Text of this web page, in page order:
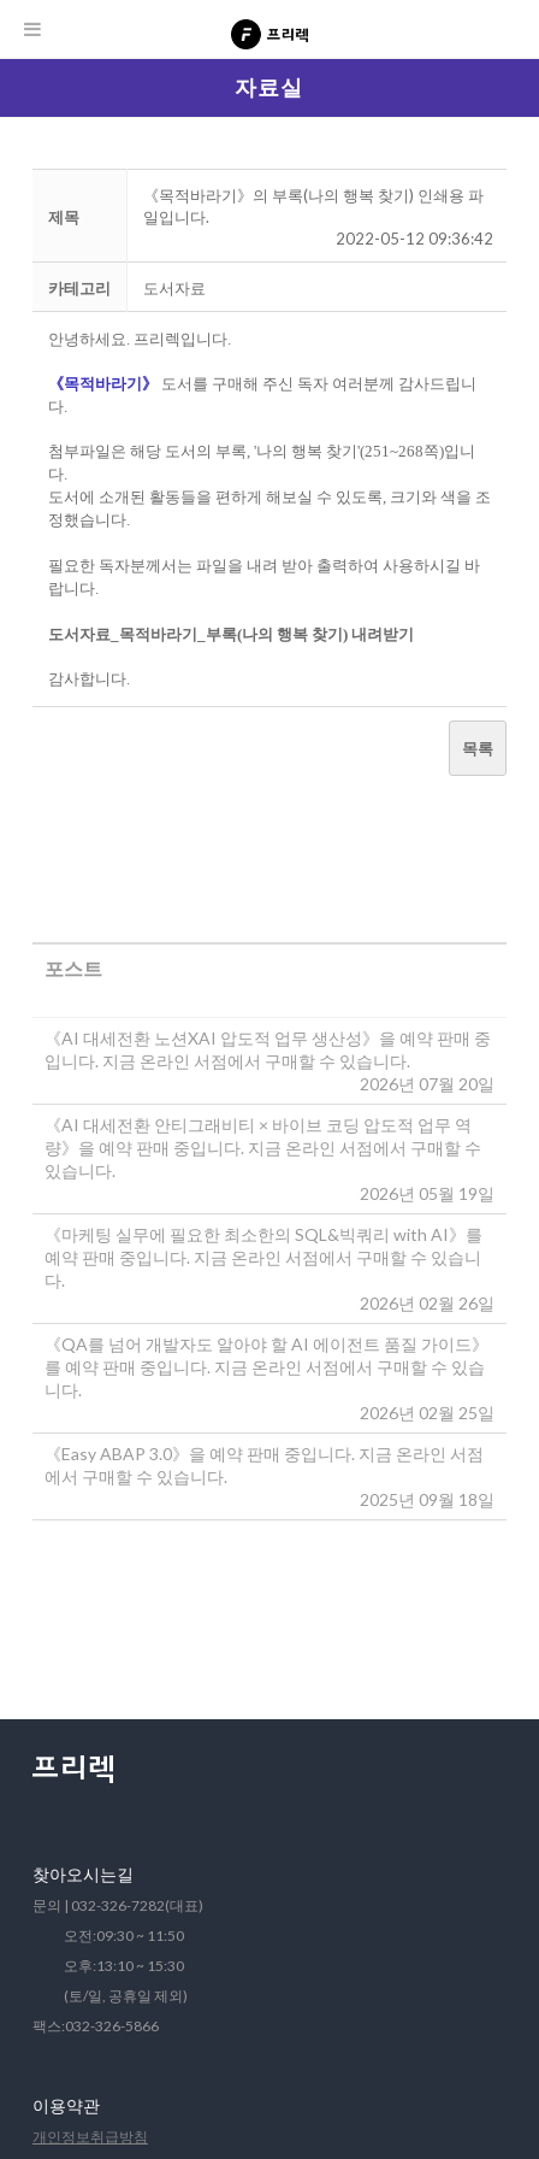
자료실
제목
《목적바라기》의 부록(나의 행복 찾기) 인쇄용 파
일입니다.
2022-05-12 09:36:42
카테고리 도서자료
안녕하세요. 프리렉입니다.
《목적바라기》
도서를 구매해 주신 독자 여러분께 감사드립니
다.
첨부파일은 해당 도서의 부록, '나의 행복 찾기'(251~268쪽)입니
다.
도서에 소개된 활동들을 편하게 해보실 수 있도록, 크기와 색을 조
정했습니다.
필요한 독자분께서는 파일을 내려 받아 출력하여 사용하시길 바
랍니다.
도서자료_목적바라기_부록(나의 행복 찾기)내려받기
감사합니다.
목록
포스트
《AI 대세전환 노션XAI 압도적 업무 생산성》을 예약 판매 중
입니다. 지금 온라인 서점에서 구매할 수 있습니다.
2026년 07월 20일
《AI 대세전환 안티그래비티 × 바이브 코딩 압도적 업무 역
량》을 예약 판매 중입니다. 지금 온라인 서점에서 구매할 수
있습니다.
2026년 05월 19일
《마케팅 실무에 필요한 최소한의 SQL&빅쿼리 with AI》를
예약 판매 중입니다. 지금 온라인 서점에서 구매할 수 있습니
다.
2026년 02월 26일
《QA를 넘어 개발자도 알아야 할 AI 에이전트 품질 가이드》
를 예약 판매 중입니다. 지금 온라인 서점에서 구매할 수 있습
니다.
2026년 02월 25일
《Easy ABAP 3.0》을 예약 판매 중입니다. 지금 온라인 서점
에서 구매할 수 있습니다.
2025년 09월 18일
찾아오시는길
문의 | 032-326-7282(대표)
오전:09:30 ~ 11:50
오후:13:10 ~ 15:30
(토/일, 공휴일 제외)
팩스:032-326-5866
이용약관
개인정보취급방침